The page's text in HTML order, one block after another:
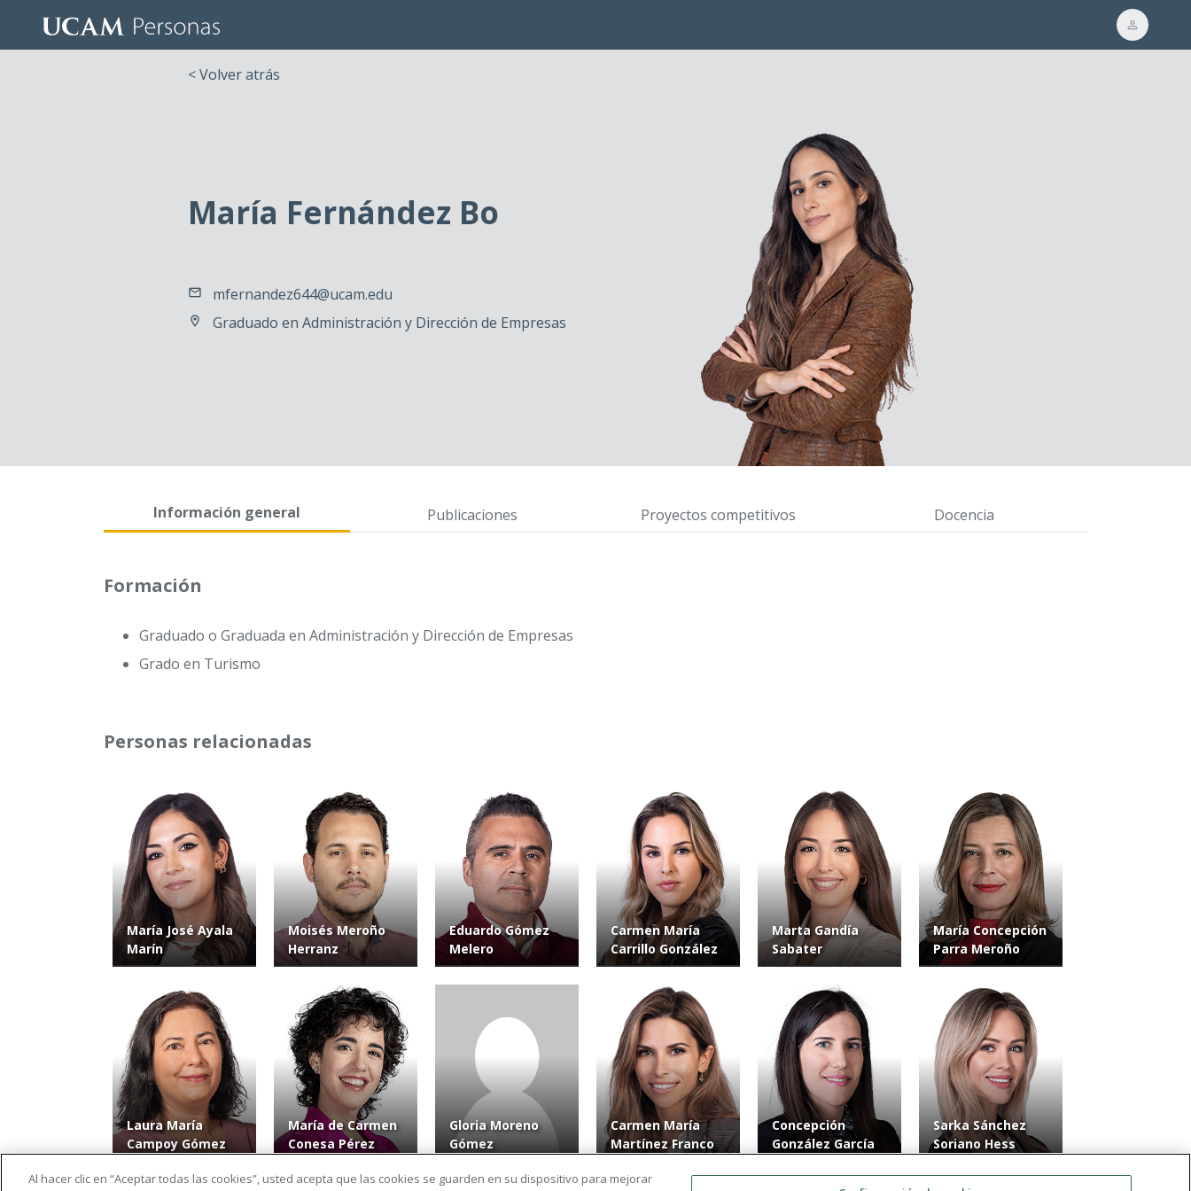
< Volver atrás
María Fernández Bo
mfernandez644@ucam.edu
Graduado en Administración y Dirección de Empresas
Información general Publicaciones Proyectos competitivos Docencia
Formación
Graduado o Graduada en Administración y Dirección de Empresas
Grado en Turismo
Personas relacionadas
María José Ayala
Marín
Moisés Meroño
Herranz
Eduardo Gómez
Melero
Carmen María
Carrillo González
Marta Gandía
Sabater
María Concepción
Parra Meroño
Laura María
Campoy Gómez
María de Carmen
Conesa Pérez
Gloria Moreno
Gómez
Carmen María
Martínez Franco
Concepción
González García
Sarka Sánchez
Soriano Hess
Al hacer clic en “Aceptar todas las cookies”, usted acepta que las cookies se guarden en su dispositivo para mejorar